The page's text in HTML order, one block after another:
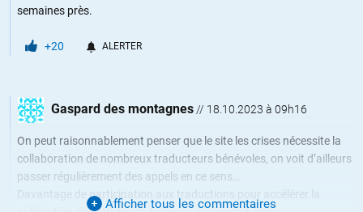
semaines près.
+20 ALERTER
Gaspard des montagnes // 18.10.2023 à 09h16
On peut raisonnablement penser que le site les crises nécessite la
collaboration de nombreux traducteurs bénévoles, on voit d’ailleurs
passer régulièrement des appels en ce sens…
Davantage de participation aux traductions pour accélérer la
Afficher tous les commentaires